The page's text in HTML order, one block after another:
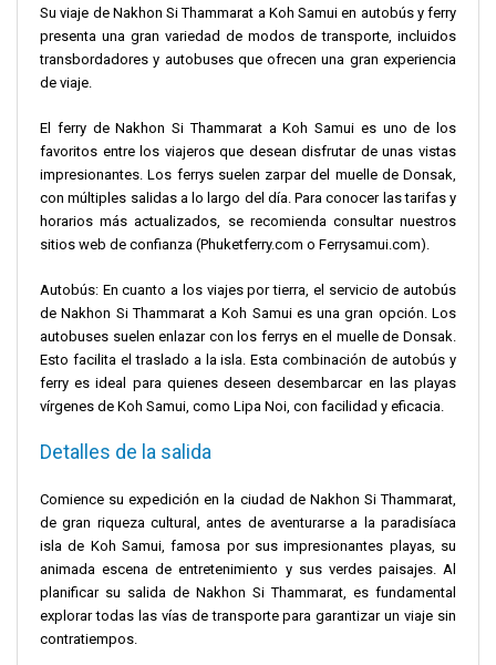
Su viaje de Nakhon Si Thammarat a Koh Samui en autobús y ferry
presenta una gran variedad de modos de transporte, incluidos
transbordadores y autobuses que ofrecen una gran experiencia
de viaje.
El ferry de Nakhon Si Thammarat a Koh Samui es uno de los
favoritos entre los viajeros que desean disfrutar de unas vistas
impresionantes. Los ferrys suelen zarpar del muelle de Donsak,
con múltiples salidas a lo largo del día. Para conocer las tarifas y
horarios más actualizados, se recomienda consultar nuestros
sitios web de confianza (Phuketferry.com o Ferrysamui.com).
Autobús: En cuanto a los viajes por tierra, el servicio de autobús
de Nakhon Si Thammarat a Koh Samui es una gran opción. Los
autobuses suelen enlazar con los ferrys en el muelle de Donsak.
Esto facilita el traslado a la isla. Esta combinación de autobús y
ferry es ideal para quienes deseen desembarcar en las playas
vírgenes de Koh Samui, como Lipa Noi, con facilidad y eficacia.
Detalles de la salida
Comience su expedición en la ciudad de Nakhon Si Thammarat,
de gran riqueza cultural, antes de aventurarse a la paradisíaca
isla de Koh Samui, famosa por sus impresionantes playas, su
animada escena de entretenimiento y sus verdes paisajes. Al
planificar su salida de Nakhon Si Thammarat, es fundamental
explorar todas las vías de transporte para garantizar un viaje sin
contratiempos.